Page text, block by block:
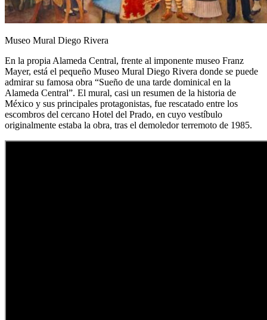
Museo Mural Diego Rivera
En la propia Alameda Central, frente al imponente museo Franz
Mayer, está el pequeño Museo Mural Diego Rivera donde se puede
admirar su famosa obra “Sueño de una tarde dominical en la
Alameda Central”. El mural, casi un resumen de la historia de
México y sus principales protagonistas, fue rescatado entre los
escombros del cercano Hotel del Prado, en cuyo vestíbulo
originalmente estaba la obra, tras el demoledor terremoto de 1985.